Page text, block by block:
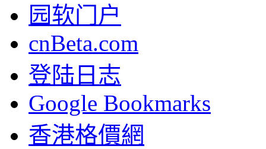
园软门户
cnBeta.com
登陆日志
Google Bookmarks
香港格價網